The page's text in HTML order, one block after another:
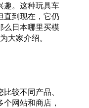
趣。这种玩具车
直到现在，它仍
么日本哪里买模
大家介绍。
较不同产品、
网站和商店，